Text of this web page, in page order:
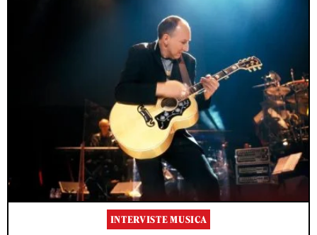
INTERVISTE MUSICA